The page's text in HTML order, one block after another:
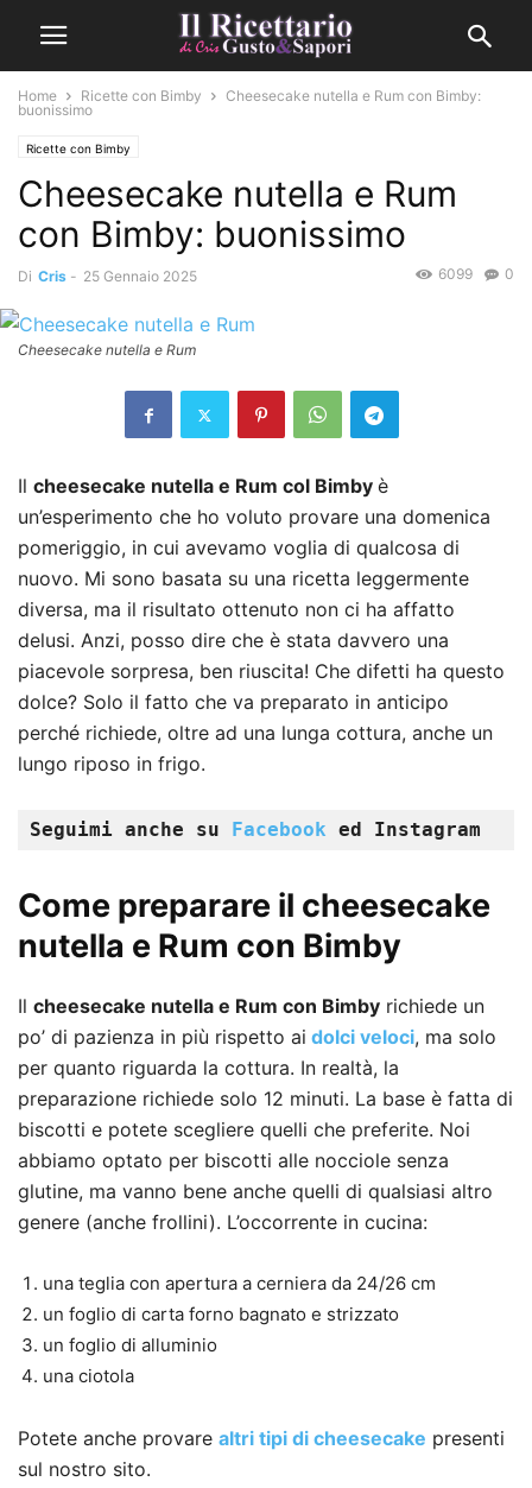
Home Ricette con Bimby
Cheesecake nutella e Rum con Bimby:
buonissimo
Ricette con Bimby
Cheesecake nutella e Rum
con Bimby: buonissimo
Di Cris - 25 Gennaio 2025 0
6099
Cheesecake nutella e Rum
Il cheesecake nutella e Rum col Bimby è
un’esperimento che ho voluto provare una domenica
pomeriggio, in cui avevamo voglia di qualcosa di
nuovo. Mi sono basata su una ricetta leggermente
diversa, ma il risultato ottenuto non ci ha affatto
delusi. Anzi, posso dire che è stata davvero una
piacevole sorpresa, ben riuscita! Che difetti ha questo
dolce? Solo il fatto che va preparato in anticipo
perché richiede, oltre ad una lunga cottura, anche un
lungo riposo in frigo.
Seguimi anche su Facebook ed Instagram
Come preparare il cheesecake
nutella e Rum con Bimby
Il cheesecake nutella e Rum con Bimby richiede un
po’ di pazienza in più rispetto ai dolci veloci, ma solo
per quanto riguarda la cottura. In realtà, la
preparazione richiede solo 12 minuti. La base è fatta di
biscotti e potete scegliere quelli che preferite. Noi
abbiamo optato per biscotti alle nocciole senza
glutine, ma vanno bene anche quelli di qualsiasi altro
genere (anche frollini). L’occorrente in cucina:
una teglia con apertura a cerniera da 24/26 cm
un foglio di carta forno bagnato e strizzato
un foglio di alluminio
una ciotola
Potete anche provare altri tipi di cheesecake presenti
sul nostro sito.